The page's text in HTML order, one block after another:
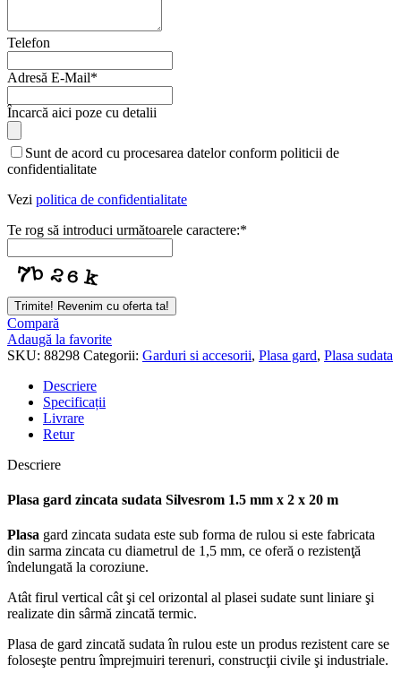
Telefon
Adresă E-Mail*
Încarcă aici poze cu detalii
Company
Name*
Sunt de acord cu procesarea datelor conform politicii de
confidentialitate
Vezi politica de confidentialitate
Te rog să introduci următoarele caractere:*
Trimite! Revenim cu oferta ta!
Compară
Adaugă la favorite
SKU: 88298 Categorii: Garduri si accesorii, Plasa gard, Plasa sudata
Descriere
Specificații
Livrare
Retur
Descriere
Plasa gard zincata sudata Silvesrom 1.5 mm x 2 x 20 m
Plasa gard zincata sudata este sub forma de rulou si este fabricata
din sarma zincata cu diametrul de 1,5 mm, ce oferă o rezistenţă
îndelungată la coroziune.
Atât firul vertical cât şi cel orizontal al plasei sudate sunt liniare şi
realizate din sârmă zincată termic.
Plasa de gard zincată sudata în rulou este un produs rezistent care se
foloseşte pentru împrejmuiri terenuri, construcţii civile şi industriale.